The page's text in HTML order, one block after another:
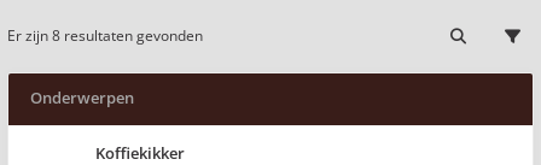
Er zijn 8 resultaten gevonden
Onderwerpen
Koffiekikker